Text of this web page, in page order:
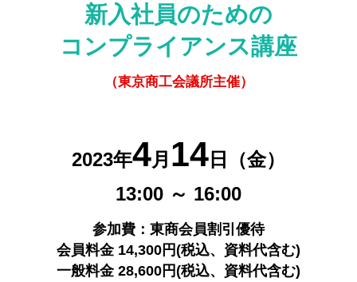
新入社員のための
コンプライアンス講座
（東京商工会議所主催）
2023年4月 14 日（金）
13:00 ～ 16:00
参加費：東商会員割引優待
会員料金 14,300円(税込、資料代含む)
一般料金 28,600円(税込、資料代含む)